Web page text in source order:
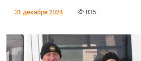
31 декабря 2024 835